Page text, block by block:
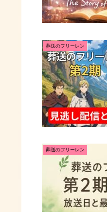
葬送のフリーレン
葬送のフリーレン